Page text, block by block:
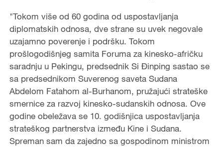
"Tokom više od 60 godina od uspostavljanja
diplomatskih odnosa, dve strane su uvek negovale
uzajamno poverenje i podršku. Tokom
prošlogodišnjeg samita Foruma za kinesko-afričku
saradnju u Pekingu, predsednik Si Đinping sastao se
sa predsednikom Suverenog saveta Sudana
Abdelom Fatahom al-Burhanom, pružajući strateške
smernice za razvoj kinesko-sudanskih odnosa. Ove
godine obeležava se 10. godišnjica uspostavljanja
strateškog partnerstva između Kine i Sudana.
Spreman sam da zajedno sa gospodinom ministrom